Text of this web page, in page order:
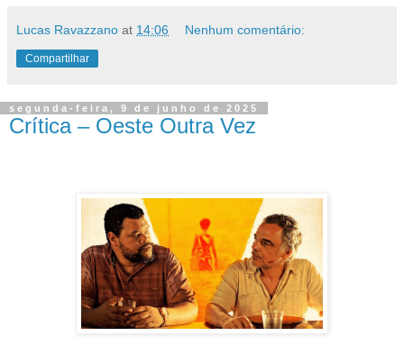
Lucas Ravazzano at 14:06 Nenhum comentário:
Compartilhar
segunda-feira, 9 de junho de 2025
Crítica – Oeste Outra Vez